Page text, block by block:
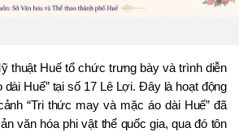
thuật Huế tổ chức trưng bày và trình diễn
dài Huế” tại số 17 Lê Lợi. Đây là hoạt động
“Tri thức may và mặc áo dài Huế” đã
văn hóa phi vật thể quốc gia, qua đó tôn